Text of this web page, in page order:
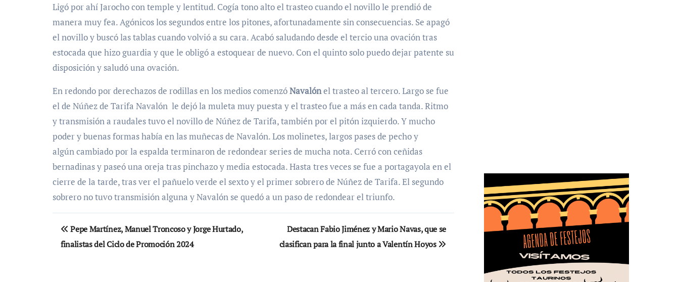
Ligó por ahí Jarocho con temple y lentitud. Cogía tono alto el trasteo cuando el novillo le prendió de
manera muy fea. Agónicos los segundos entre los pitones, afortunadamente sin consecuencias. Se apagó
el novillo y buscó las tablas cuando volvió a su cara. Acabó saludando desde el tercio una ovación tras
estocada que hizo guardia y que le obligó a estoquear de nuevo. Con el quinto solo puedo dejar patente su
disposición y saludó una ovación.
En redondo por derechazos de rodillas en los medios comenzóNavalónel trasteo al tercero. Largo se fue
el de Núñez de Tarifa Navalón le dejó la muleta muy puesta y el trasteo fue a más en cada tanda. Ritmo
y transmisión a raudales tuvo el novillo de Núñez de Tarifa, también por el pitón izquierdo. Y mucho
poder y buenas formas había en las muñecas de Navalón. Los molinetes, largos pases de pecho y
algún cambiado por la espalda terminaron de redondear series de mucha nota. Cerró con ceñidas
bernadinas y paseó una oreja tras pinchazo y media estocada. Hasta tres veces se fue a portagayola en el
cierre de la tarde, tras ver el pañuelo verde el sexto y el primer sobrero de Núñez de Tarifa. El segundo
sobrero no tuvo transmisión alguna y Navalón se quedó a un paso de redondear el triunfo.
Navegación
de
Pepe Martínez, Manuel Troncoso y Jorge Hurtado,
finalistas del Ciclo de Promoción 2024
Destacan Fabio Jiménez y Mario Navas, que se
clasifican para la final junto a Valentín Hoyos